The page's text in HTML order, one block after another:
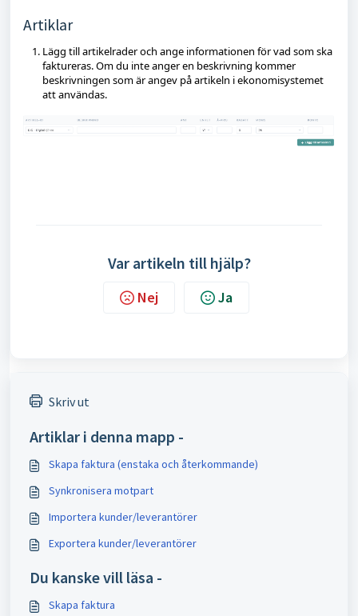
Artiklar
Lägg till artikelrader och ange informationen för vad som ska
faktureras. Om du inte anger en beskrivning kommer
beskrivningen som är angev på artikeln i ekonomisystemet
att användas.
Var artikeln till hjälp?
Nej Ja
Skriv ut
Artiklar i denna mapp -
Skapa faktura (enstaka och återkommande)
Synkronisera motpart
Importera kunder/leverantörer
Exportera kunder/leverantörer
Du kanske vill läsa -
Skapa faktura